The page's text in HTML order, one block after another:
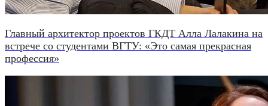
Главный архитектор проектов ГКДТ Алла Лалакина на
встрече со студентами ВГТУ: «Это самая прекрасная
профессия»